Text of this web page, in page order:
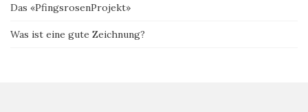
Das «PfingsrosenProjekt»
Was ist eine gute Zeichnung?